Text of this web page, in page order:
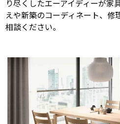
り尽くしたエーアイディーが家
えや新築のコーディネート、修
相談ください。